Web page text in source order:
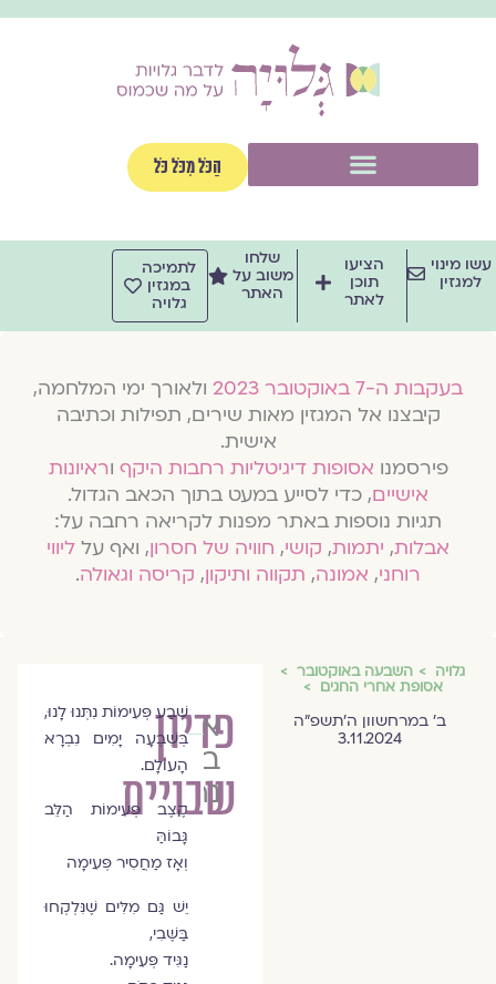
הַכֹּל מִכֹּל כֹּל
מינוי
למגזין
הציעו
תוכן
לאתר
שלחו
משוב על
האתר
לתמיכה
במגזין
גלויה
בעקבות ה-7 באוקטובר 2023
ולאורך ימי המלחמה,
קיבצנו אל המגזין מאות שירים, תפילות וכתיבה
אישית.
פירסמנואסופות דיגיטליות רחבות היקףוראיונות
אישיים, כדי לסייע במעט בתוך הכאב הגדול.
תגיות נוספות באתר מפנות לקריאה רחבה על:
אבלות,יתמות,קושי,חוויה של חסרון, ואף עלליווי
רוחני,אמונה,תקווה ותיקון,קריסה וגאולה.
גלויה השבעה באוקטובר
אסופת אחרי החגים
ב׳ במרחשוון ה׳תשפ״ה
3.11.2024
פדיון
שבויים
אילה
ברסלר
נרדי
שֶׁבַע פְּעִימוֹת נִתְּנוּ לָנוּ,
בְּשִׁבְעָה יָמִים נִבְרָא
הָעוֹלָם.
קֶצֶב פְּעִימוֹת הַלֵּב
גָּבוֹהַּ
וְאָז מַחֲסִיר פְּעִימָה
יֵשׁ גַּם מִלִּים שֶׁנִּלְקְחוּ
בַּשֶּׁבִי,
נַגִּיד פְּעִימָה.